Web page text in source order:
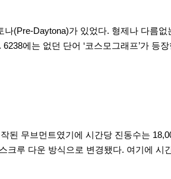
(Pre-Daytona)가 있었다. 형제나 다름
에는 없던 단어 ‘코스모그래프’가 등
무브먼트였기에 시간당 진동수는
루 다운 방식으로 변경됐다. 여기에 시